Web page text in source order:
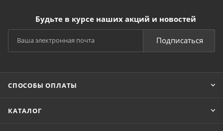
Будьте в курсе наших акций и новостей
Подписаться
СПОСОБЫ ОПЛАТЫ
КАТАЛОГ